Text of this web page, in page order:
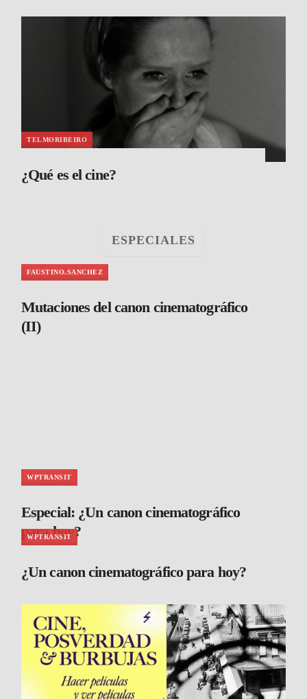
TELMORIBEIRO
¿Qué es el cine?
ESPECIALES
FAUSTINO.SANCHEZ
Mutaciones del canon cinematográfico
(II)
WPTRANSIT
Especial: ¿Un canon cinematográfico
para hoy?
WPTRANSIT
¿Un canon cinematográfico para hoy?